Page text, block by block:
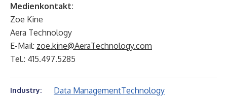
Medienkontakt:
Zoe Kine
Aera Technology
E-Mail: zoe.kine@AeraTechnology.com
Tel.: 415.497.5285
Industry: Data ManagementTechnology